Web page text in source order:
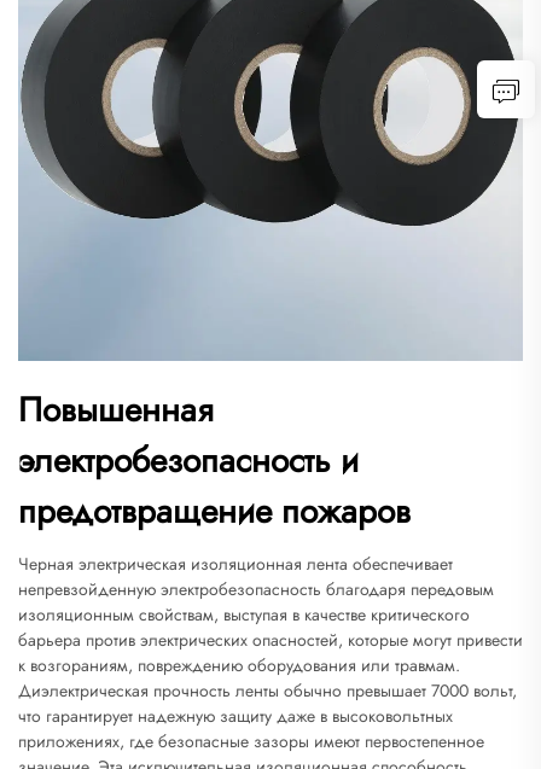
Повышенная
электробезопасность и
предотвращение пожаров
Черная электрическая изоляционная лента обеспечивает
непревзойденную электробезопасность благодаря передовым
изоляционным свойствам, выступая в качестве критического
барьера против электрических опасностей, которые могут привести
к возгораниям, повреждению оборудования или травмам.
Диэлектрическая прочность ленты обычно превышает 7000 вольт,
что гарантирует надежную защиту даже в высоковольтных
приложениях, где безопасные зазоры имеют первостепенное